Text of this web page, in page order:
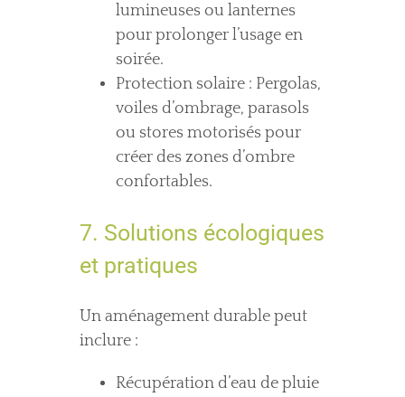
lumineuses ou lanternes
pour prolonger l’usage en
soirée.
Protection solaire : Pergolas,
voiles d’ombrage, parasols
ou stores motorisés pour
créer des zones d’ombre
confortables.
7. Solutions écologiques
et pratiques
Un aménagement durable peut
inclure :
Récupération d’eau de pluie